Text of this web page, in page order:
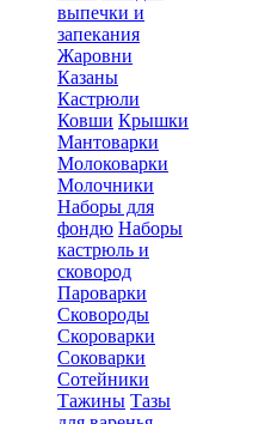
выпечки и
запекания
Жаровни
Казаны
Кастрюли
Ковши Крышки
Мантоварки
Молоковарки
Молочники
Наборы для
фондю Наборы
кастрюль и
сковород
Пароварки
Сковороды
Скороварки
Соковарки
Сотейники
Тажины Тазы